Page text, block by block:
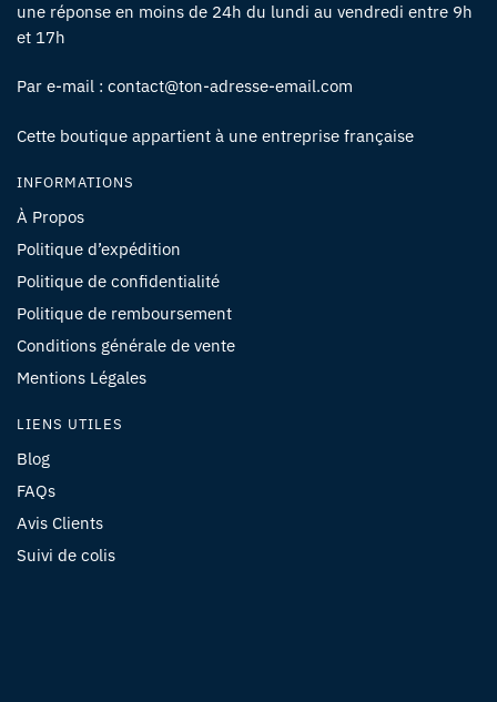
une réponse en moins de 24h du lundi au vendredi entre 9h
et 17h
Par e-mail : contact@ton-adresse-email.com
Cette boutique appartient à une entreprise française
INFORMATIONS
À Propos
Politique d’expédition
Politique de confidentialité
Politique de remboursement
Conditions générale de vente
Mentions Légales
LIENS UTILES
Blog
FAQs
Avis Clients
Suivi de colis